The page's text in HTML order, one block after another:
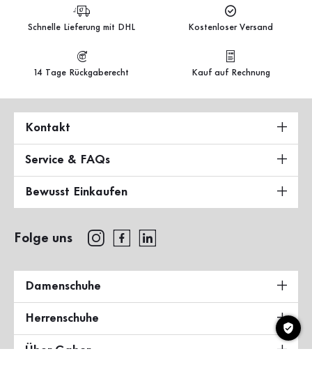
Schnelle Lieferung mit DHL Kostenloser Versand
14 Tage Rückgaberecht Kauf auf Rechnung
Kontakt
Service & FAQs
Bewusst Einkaufen
Folge uns
Damenschuhe
Herrenschuhe
Über Gabor